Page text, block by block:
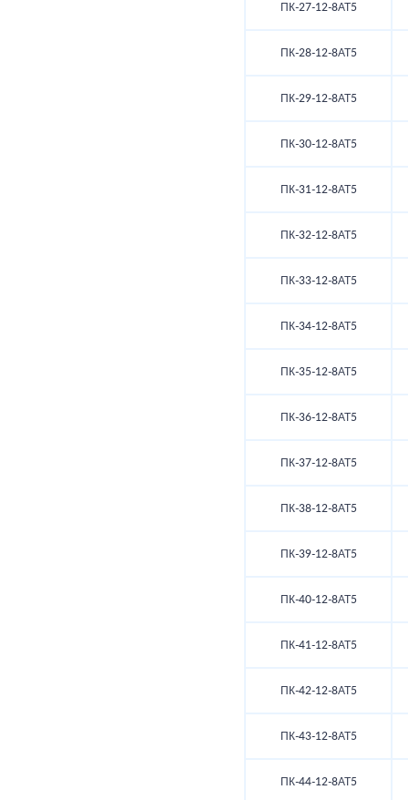
ПК-27-12-8АТ5
ПК-28-12-8АТ5
ПК-29-12-8АТ5
ПК-30-12-8АТ5
ПК-31-12-8АТ5
ПК-32-12-8АТ5
ПК-33-12-8АТ5
ПК-34-12-8АТ5
ПК-35-12-8АТ5
ПК-36-12-8АТ5
ПК-37-12-8АТ5
ПК-38-12-8АТ5
ПК-39-12-8АТ5
ПК-40-12-8АТ5
ПК-41-12-8АТ5
ПК-42-12-8АТ5
ПК-43-12-8АТ5
ПК-44-12-8АТ5